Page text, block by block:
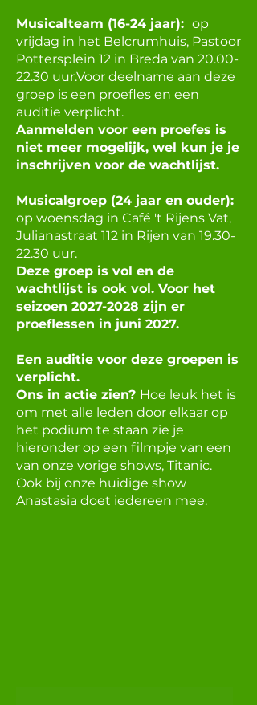
Musicalteam (16-24 jaar): op
vrijdag in het Belcrumhuis, Pastoor
Pottersplein 12 in Breda van 20.00-
22.30 uur.Voor deelname aan deze
groep is een proefles en een
auditie verplicht.
Aanmelden voor een proefes is
niet meer mogelijk, wel kun je je
inschrijven voor de wachtlijst.
Musicalgroep (24 jaar en ouder):
op woensdag in Café 't Rijens Vat,
Julianastraat 112 in Rijen van 19.30-
22.30 uur.
Deze groep is vol en de
wachtlijst is ook vol. Voor het
seizoen 2027-2028 zijn er
proeflessen in juni 2027.
Een auditie voor deze groepen is
verplicht.
Ons in actie zien? Hoe leuk het is
om met alle leden door elkaar op
het podium te staan zie je
hieronder op een filmpje van een
van onze vorige shows, Titanic.
Ook bij onze huidige show
Anastasia doet iedereen mee.